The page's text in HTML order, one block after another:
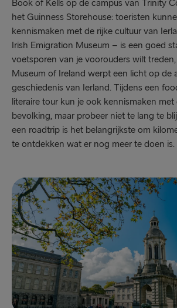
Book of Kells op de campus van Trinity
het Guinness Storehouse: toeristen
kennismaken met de rijke cultuur van
Irish Emigration Museum – is een goed
voetsporen van je voorouders wilt
Museum of Ireland werpt een licht op de
geschiedenis van Ierland. Tijdens een
literaire tour kun je ook kennismaken met
bevolking, maar probeer niet te lang te
een roadtrip is het belangrijkste om
te ontdekken wat er nog meer te doen is.